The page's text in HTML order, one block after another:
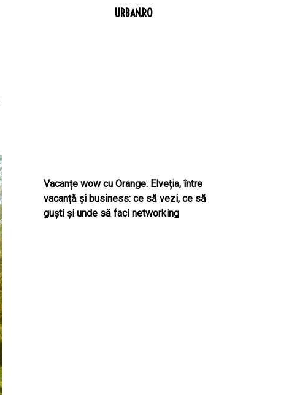
URBAN.RO
Vacanțe wow cu Orange. Elveția, între
vacanță și business: ce să vezi, ce să
guști și unde să faci networking